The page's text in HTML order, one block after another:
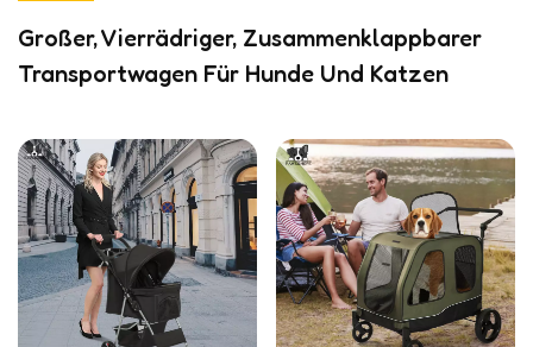
Großer, Vierrädriger, Zusammenklappbarer
Transportwagen Für Hunde Und Katzen